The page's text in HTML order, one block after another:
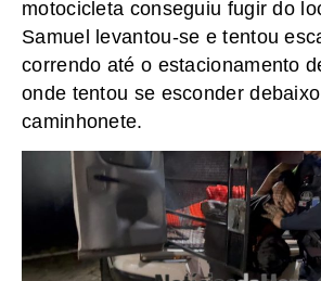
motocicleta conseguiu fugir do
Samuel levantou-se e tentou
correndo até o estacionamento
onde tentou se esconder
caminhonete.